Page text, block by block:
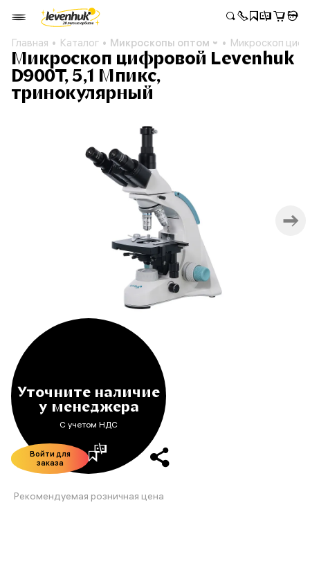
Главная Каталог Микроскопы оптом Микроскоп
Микроскоп цифровой Levenhuk
D900T, 5,1 Мпикс,
тринокулярный
Уточните наличие
у менеджера
С учетом НДС
Войти для
заказа
Рекомендуемая розничная цена